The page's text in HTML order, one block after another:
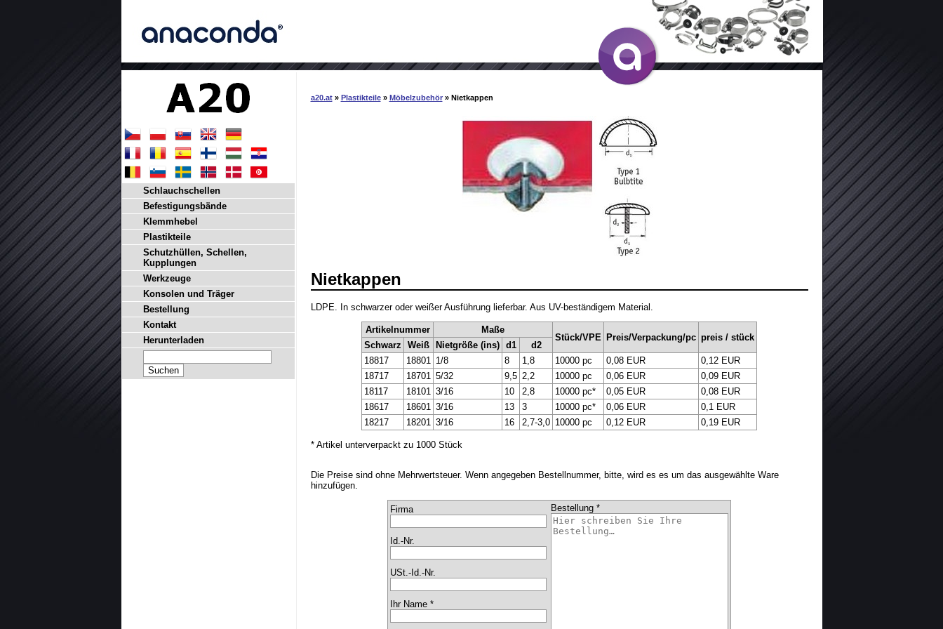
a20.at» Plastikteile» Möbelzubehör» Nietkappen
Nietkappen
LDPE. In schwarzer oder weißer Ausführung lieferbar. Aus UV-beständigem Material.
Artikelnummer Maße
Stück/VPE Preis/Verpackung/pc preis / stück
Schwarz Weiß Nietgröße (ins) d1
d2
18817
18801 1/8 8 1,8 10000 pc 0,08 EUR
0,12 EUR
18717
18701 5/32 9,5 2,2 10000 pc 0,06 EUR
0,09 EUR
18117
18101 3/16 10 2,8 10000 pc* 0,05 EUR
0,08 EUR
18617
18601 3/16 13 3 10000 pc* 0,06 EUR
0,1 EUR
18217
18201 3/16 16 2,7-3,0 10000 pc 0,12 EUR 0,19 EUR
* Artikel unterverpackt zu 1000 Stück
Die Preise sind ohne Mehrwertsteuer. Wenn angegeben Bestellnummer, bitte, wird es es um das ausgewählte Ware
hinzufügen.
Firma Bestellung *
Id.-Nr.
USt.-Id.-Nr.
Ihr Name *
Schlauchschellen
Befestigungsbände
Klemmhebel
Plastikteile
Schutzhüllen, Schellen,
Kupplungen
Werkzeuge
Konsolen und Träger
Bestellung
Kontakt
Herunterladen